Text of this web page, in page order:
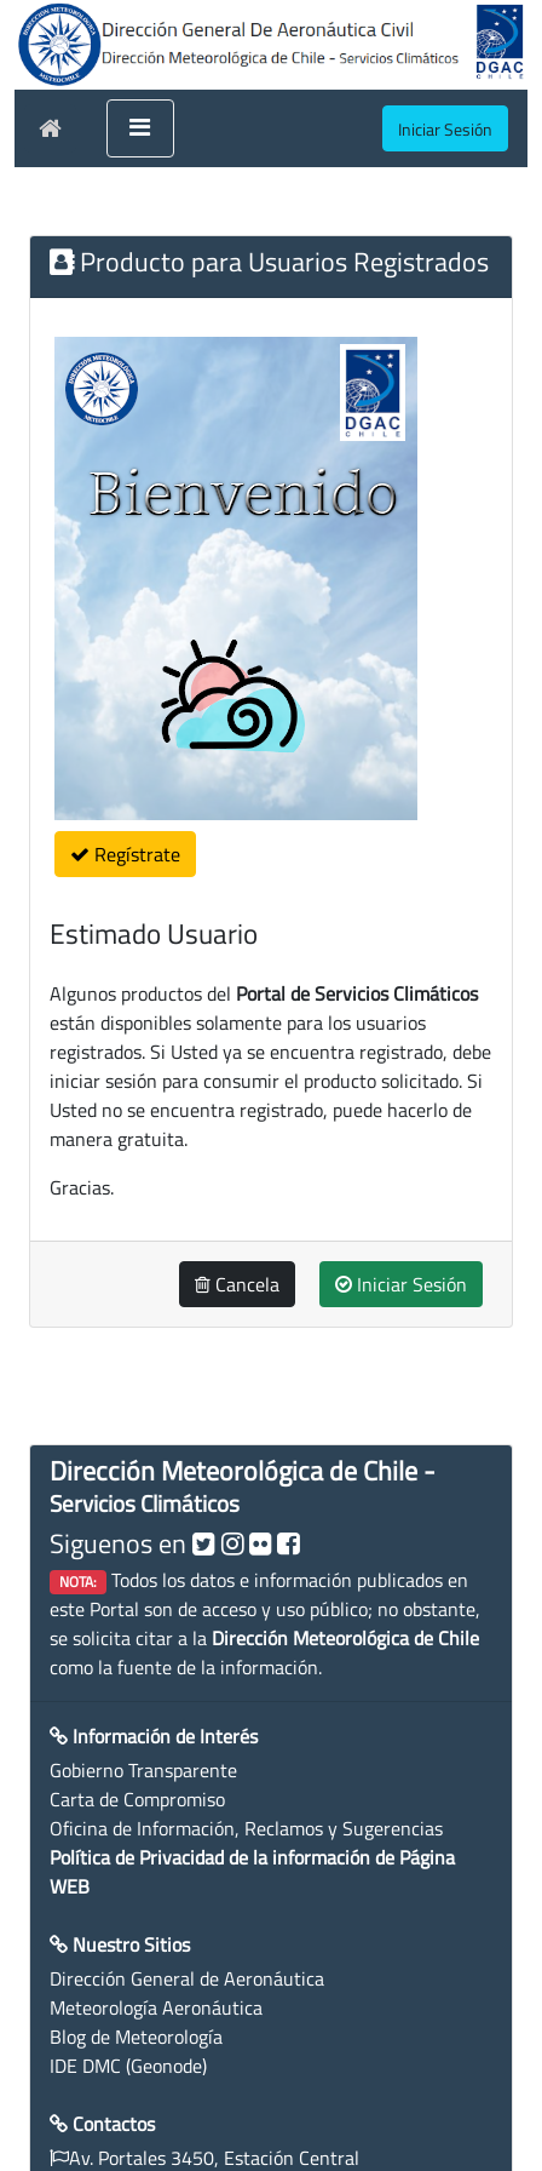
Iniciar Sesión
Producto para Usuarios Registrados
Regístrate
Estimado Usuario
Algunos productos del Portal de Servicios Climáticos
están disponibles solamente para los usuarios
registrados. Si Usted ya se encuentra registrado, debe
iniciar sesión para consumir el producto solicitado. Si
Usted no se encuentra registrado, puede hacerlo de
manera gratuita.
Gracias.
Cancela Iniciar Sesión
Dirección Meteorológica de Chile -
Servicios Climáticos
Siguenos en
NOTA: Todos los datos e información publicados en
este Portal son de acceso y uso público; no obstante,
se solicita citar a la Dirección Meteorológica de Chile
como la fuente de la información.
Información de Interés
Gobierno Transparente
Carta de Compromiso
Oficina de Información, Reclamos y Sugerencias
Política de Privacidad de la información de Página
WEB
Nuestro Sitios
Dirección General de Aeronáutica
Meteorología Aeronáutica
Blog de Meteorología
IDE DMC (Geonode)
Contactos
Av. Portales 3450, Estación Central